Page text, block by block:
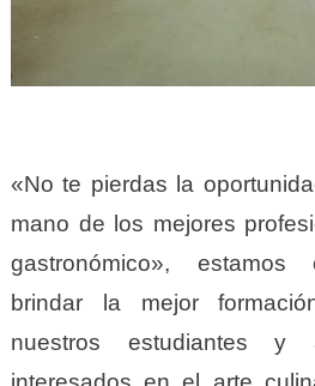
«No te pierdas la
mano de los mejores
gastronómico», estamos
brindar la mejor
nuestros estudiantes y